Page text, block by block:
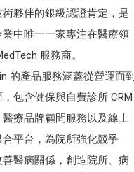
術夥伴的銀級認證肯定，是
業中唯一一家專注在醫療領
服務商。
的產品服務涵蓋從營運面到
包含健保與自費診所 CRM
醫療品牌顧問服務以及線上
合平台，為院所強化競爭
善醫病關係，創造院所、病